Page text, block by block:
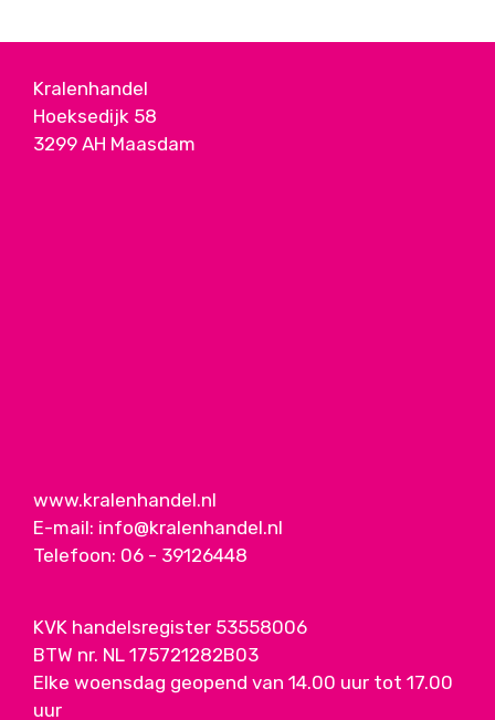
Kralenhandel
Hoeksedijk 58
3299 AH Maasdam
www.kralenhandel.nl
E-mail: info@kralenhandel.nl
Telefoon: 06 - 39126448
KVK handelsregister 53558006
BTW nr. NL 175721282B03
Elke woensdag geopend van 14.00 uur tot 17.00
uur